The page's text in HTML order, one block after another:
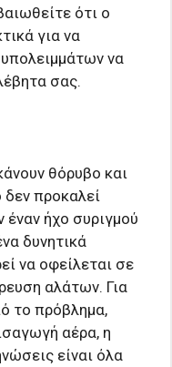
ότι ο
για να
να
σας.
θόρυβο και
προκαλεί
έναν ήχο συριγμού
δυνητικά
να οφείλεται σε
αλάτων. Για
το πρόβλημα,
αέρα, η
είναι όλα